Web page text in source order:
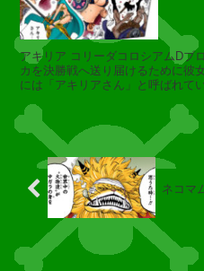
う
る
ィ
アキリア コリーダコロシアムDブロックに出場した女剣闘士。レベッ
カを決勝戦へ送り届けるために彼
ネコマ